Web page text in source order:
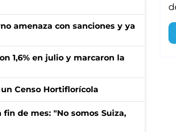
amenaza con sanciones y ya
1,6% en julio y marcaron la
Censo Hortiflorícola
de mes: "No somos Suiza,